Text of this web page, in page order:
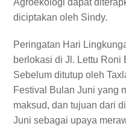
diciptakan oleh Sindy.
Peringatan Hari
berlokasi di Jl. Lettu Roni
Sebelum ditutup oleh
Festival Bulan Juni yang
maksud, dan tujuan dari
Juni sebagai upaya